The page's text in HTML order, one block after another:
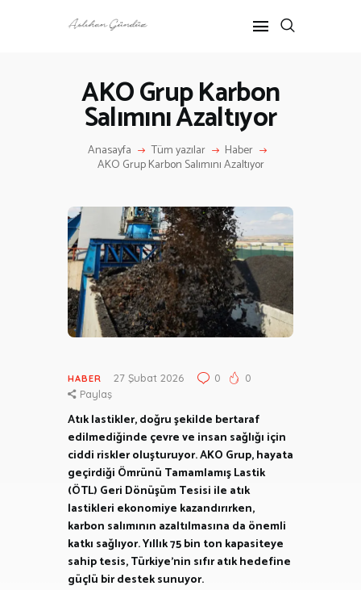
AKO Grup Karbon
Salımını Azaltıyor
Anasayfa Tüm yazılar Haber
AKO Grup Karbon Salımını Azaltıyor
ANASAYFA
ANNE-ÇOCUK
HAKKIMDA
İLETIŞIM
HABER 27 Şubat 2026 0
0
Paylaş
Atık lastikler, doğru şekilde bertaraf
edilmediğinde çevre ve insan sağlığı için
ciddi riskler oluşturuyor. AKO Grup, hayata
geçirdiği Ömrünü Tamamlamış Lastik
(ÖTL) Geri Dönüşüm Tesisi ile atık
lastikleri ekonomiye kazandırırken,
karbon salımının azaltılmasına da önemli
katkı sağlıyor. Yıllık 75 bin ton kapasiteye
sahip tesis, Türkiye’nin sıfır atık hedefine
güçlü bir destek sunuyor.